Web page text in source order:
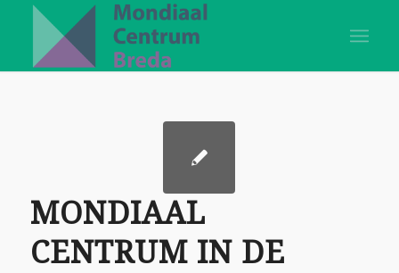
MONDIAAL
CENTRUM IN DE